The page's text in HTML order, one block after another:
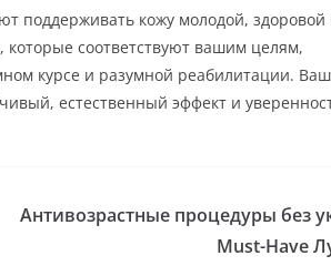
поддерживать кожу молодой, здоровой
соответствуют вашим целям,
курсе и разумной реабилитации.
естественный эффект и
Антивозрастные процедуры без
Must-Have